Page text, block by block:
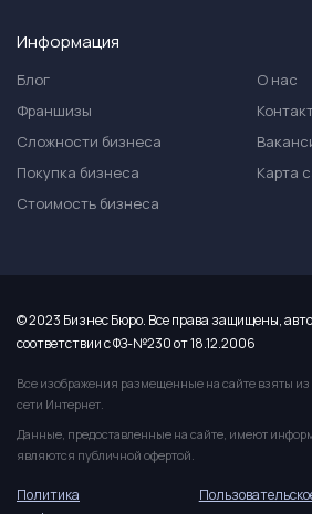
Информация
Блог
Франшизы
Сложности бизнеса
Покупка бизнеса
Стоимость бизнеса
О нас
Карта
© 2023 Бизнес Бюро. Все права защищены,
соответствии с ФЗ-№230 от 18.12.2006
Все изображения размещенные на сайте взяты
сети Интернет.
Данные, предоставленные на сайте, имеют
являются публичной офертой.
Политика